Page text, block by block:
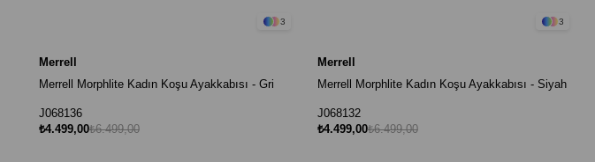
3
Merrell
Merrell Morphlite Kadın Koşu Ayakkabısı - Gri
J068136
₺4.499,00₺6.499,00
3
Merrell
Merrell Morphlite Kadın Koşu Ayakkabısı - Siyah
J068132
₺4.499,00₺6.499,00